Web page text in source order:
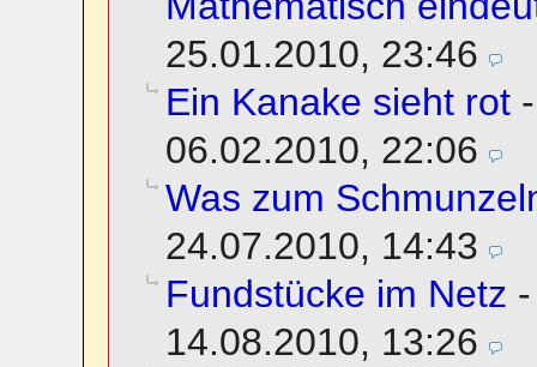
25.01.2010, 23:46
Ein Kanake sieht rot
06.02.2010, 22:06
Was zum
24.07.2010, 14:43
Fundstücke im Netz
14.08.2010, 13:26